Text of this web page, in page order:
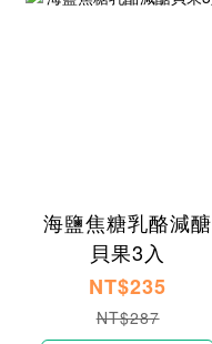
海鹽焦糖乳酪減醣
貝果3入
NT$235
NT$287